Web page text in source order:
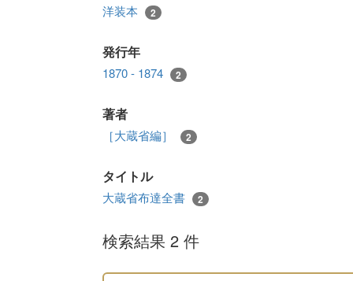
洋装本 2
発行年
1870 - 1874 2
著者
［大蔵省編］ 2
タイトル
大蔵省布達全書 2
検索結果 2 件